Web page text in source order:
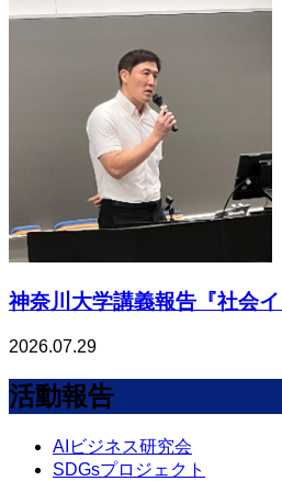
神奈川大学講義報告『社会
2026.07.29
活動報告
AIビジネス研究会
SDGsプロジェクト